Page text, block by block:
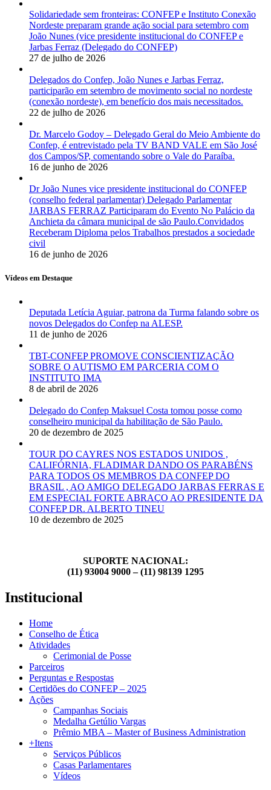
Solidariedade sem fronteiras: CONFEP e Instituto Conexão
Nordeste preparam grande ação social para setembro com
João Nunes (vice presidente institucional do CONFEP e
Jarbas Ferraz (Delegado do CONFEP)
27 de julho de 2026
Delegados do Confep, João Nunes e Jarbas Ferraz,
participarão em setembro de movimento social no nordeste
(conexão nordeste), em benefício dos mais necessitados.
22 de julho de 2026
Dr. Marcelo Godoy – Delegado Geral do Meio Ambiente do
Confep, é entrevistado pela TV BAND VALE em São José
dos Campos/SP, comentando sobre o Vale do Paraíba.
16 de junho de 2026
Dr João Nunes vice presidente institucional do CONFEP
(conselho federal parlamentar) Delegado Parlamentar
JARBAS FERRAZ Participaram do Evento No Palácio da
Anchieta da câmara municipal de são Paulo.Convidados
Receberam Diploma pelos Trabalhos prestados a sociedade
civil
16 de junho de 2026
Vídeos em Destaque
Deputada Letícia Aguiar, patrona da Turma falando sobre os
novos Delegados do Confep na ALESP.
11 de junho de 2026
TBT-CONFEP PROMOVE CONSCIENTIZAÇÃO
SOBRE O AUTISMO EM PARCERIA COM O
INSTITUTO IMA
8 de abril de 2026
Delegado do Confep Maksuel Costa tomou posse como
conselheiro municipal da habilitação de São Paulo.
20 de dezembro de 2025
TOUR DO CAYRES NOS ESTADOS UNIDOS ,
CALIFÓRNIA, FLADIMAR DANDO OS PARABÉNS
PARA TODOS OS MEMBROS DA CONFEP DO
BRASIL , AO AMIGO DELEGADO JARBAS FERRAS E
EM ESPECIAL FORTE ABRAÇO AO PRESIDENTE DA
CONFEP DR. ALBERTO TINEU
10 de dezembro de 2025
SUPORTE NACIONAL:
(11) 93004 9000 – (11) 98139 1295
Institucional
Home
Conselho de Ética
Atividades
Cerimonial de Posse
Parceiros
Perguntas e Respostas
Certidões do CONFEP – 2025
Ações
Campanhas Sociais
Medalha Getúlio Vargas
Prêmio MBA – Master of Business Administration
+Itens
Serviços Públicos
Casas Parlamentares
Vídeos